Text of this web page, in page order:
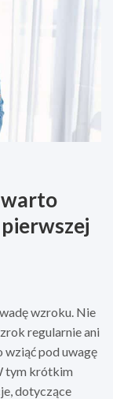
warto
wzroku. Nie
regularnie ani
wziąć pod uwagę
tym krótkim
dotyczące